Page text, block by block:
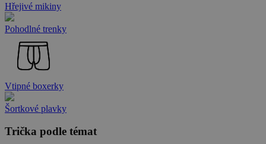
Hřejivé mikiny
Pohodlné trenky
Vtipné boxerky
Šortkové plavky
Trička podle témat